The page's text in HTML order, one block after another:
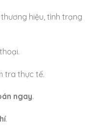
hiệu, tình trạng
tra thực tế.
ngay.
.